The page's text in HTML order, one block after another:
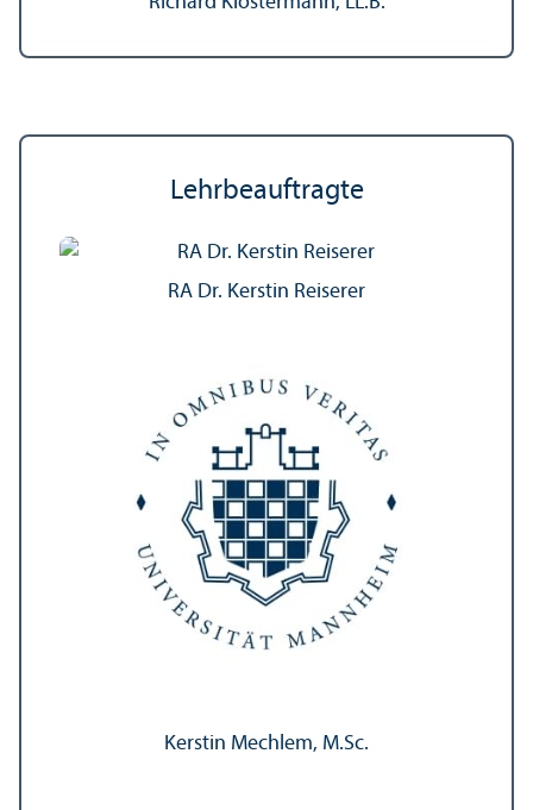
Lehr­beauftragte
RA Dr. Kerstin Reiserer
Kerstin Mechlem, M.Sc.